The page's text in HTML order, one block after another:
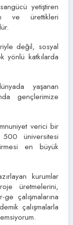
yetiştiren
ve ürettikleri
değil, sosyal
yönlü katkılarda
yaşanan
gençlerimize
verici bir
üniversitesi
en büyük
kurumlar
üretmelerini,
ge çalışmalarına
çalışmalarla